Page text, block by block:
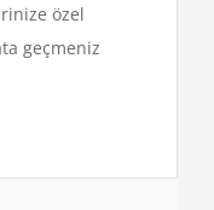
özel
geçmeniz